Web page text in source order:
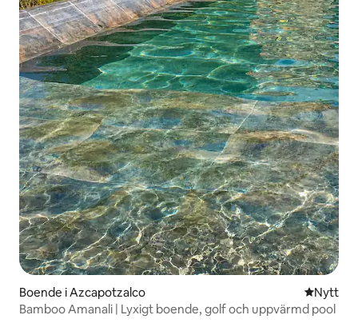
Boende i Azcapotzalco NyttNytt
Bamboo Amanali | Lyxigt boende, golf och uppvärmd pool